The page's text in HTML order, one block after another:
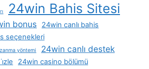
24win Bahis Sitesi
bonus
24win canlı bahis
seçenekleri
yöntemi 24win canlı destek
i̇zle 24win casino bölümü